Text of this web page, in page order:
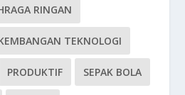
RINGAN
TEKNOLOGI
PRODUKTIF SEPAK BOLA